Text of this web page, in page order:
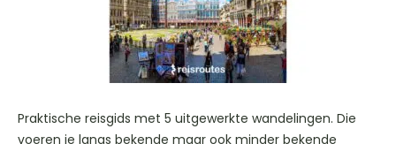
Praktische reisgids met 5 uitgewerkte wandelingen. Die
voeren je langs bekende maar ook minder bekende